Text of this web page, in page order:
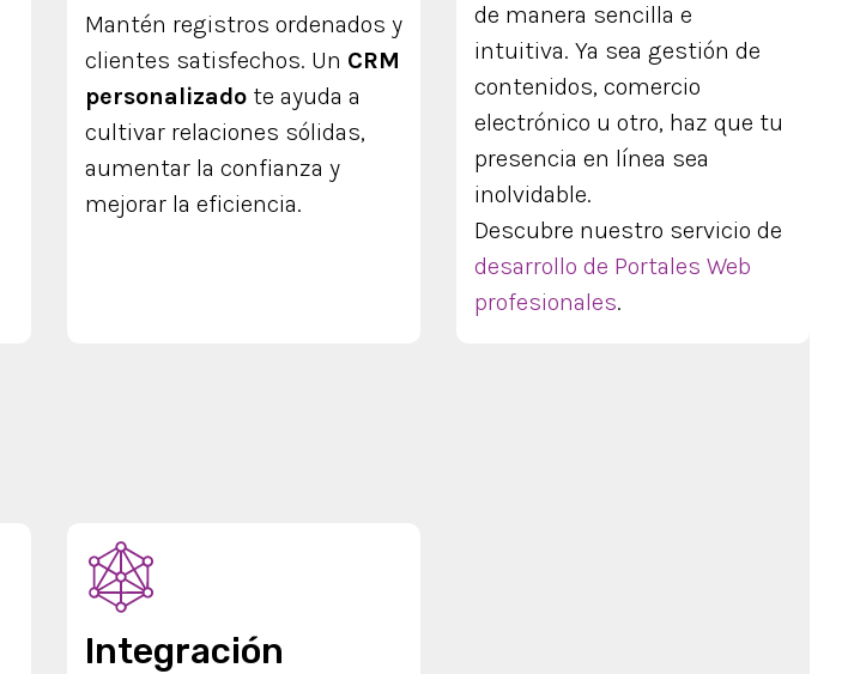
Mantén registros ordenados y
clientes satisfechos. Un CRM
personalizado te ayuda a
cultivar relaciones sólidas,
aumentar la confianza y
mejorar la eficiencia.
de manera sencilla e
intuitiva. Ya sea gestión de
contenidos, comercio
electrónico u otro, haz que tu
presencia en línea sea
inolvidable.
Descubre nuestro servicio de
desarrollo de Portales Web
profesionales.
Integración